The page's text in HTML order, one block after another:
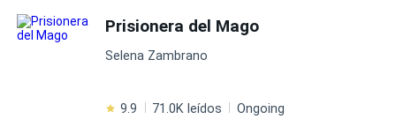
Prisionera del Mago
Selena Zambrano
9.9 71.0K leídos Ongoing